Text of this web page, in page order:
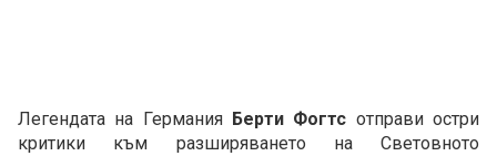
Легендата на Германия Берти Фогтс отправи остри
критики към разширяването на Световното